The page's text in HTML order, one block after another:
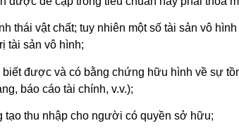
thái vật chất; tuy nhiên một số tài sản vô
tài sản vô hình;
biết được và có bằng chứng hữu hình về sự
báo cáo tài chính, v.v.);
tạo thu nhập cho người có quyền sở hữu;